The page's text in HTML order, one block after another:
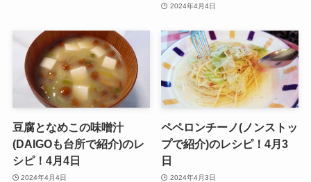
2024年4月4日
豆腐となめこの味噌汁
(DAIGOも台所で紹介)のレ
シピ！4月4日
2024年4月4日
ペペロンチーノ(ノンストッ
プで紹介)のレシピ！4月3
日
2024年4月3日